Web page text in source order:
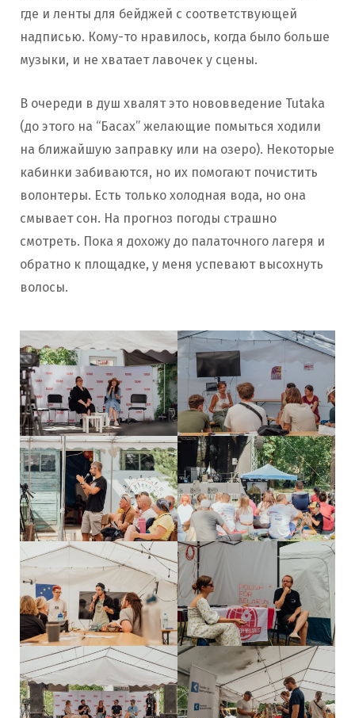
где и ленты для бейджей с соответствующей
надписью. Кому-то нравилось, когда было больше
музыки, и не хватает лавочек у сцены.
В очереди в душ хвалят это нововведение Tutaka
(до этого на “Басах” желающие помыться ходили
на ближайшую заправку или на озеро). Некоторые
кабинки забиваются, но их помогают почистить
волонтеры. Есть только холодная вода, но она
смывает сон. На прогноз погоды страшно
смотреть. Пока я дохожу до палаточного лагеря и
обратно к площадке, у меня успевают высохнуть
волосы.